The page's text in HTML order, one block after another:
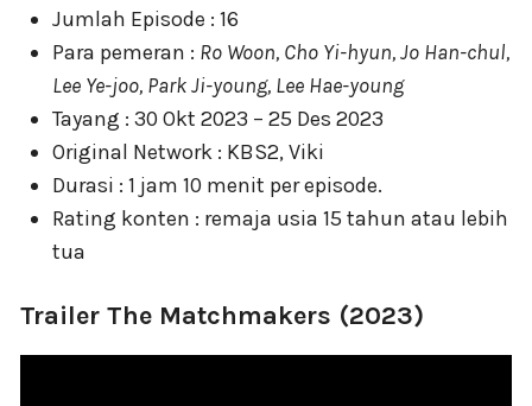
Jumlah Episode : 16
Para pemeran : Ro Woon, Cho Yi-hyun, Jo Han-chul,
Lee Ye-joo, Park Ji-young, Lee Hae-young
Tayang : 30 Okt 2023 – 25 Des 2023
Original Network : KBS2, Viki
Durasi : 1 jam 10 menit per episode.
Rating konten : remaja usia 15 tahun atau lebih
tua
Trailer The Matchmakers (2023)